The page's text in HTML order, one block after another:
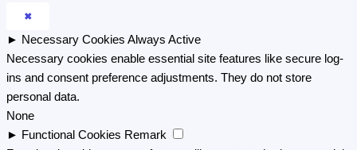
✖
► Necessary Cookies Always Active
Necessary cookies enable essential site features like secure log-
ins and consent preference adjustments. They do not store
personal data.
None
► Functional Cookies Remark